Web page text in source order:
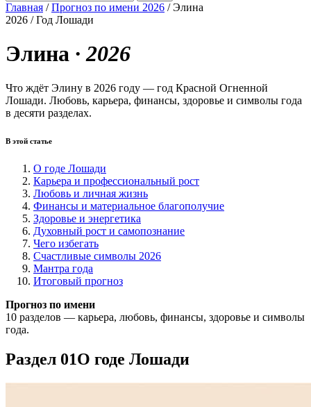
Главная / Прогноз по имени 2026 / Элина
2026 / Год Лошади
Элина · 2026
Что ждёт Элину в 2026 году — год Красной Огненной
Лошади. Любовь, карьера, финансы, здоровье и символы года
в десяти разделах.
В этой статье
О годе Лошади
Карьера и профессиональный рост
Любовь и личная жизнь
Финансы и материальное благополучие
Здоровье и энергетика
Духовный рост и самопознание
Чего избегать
Счастливые символы 2026
Мантра года
Итоговый прогноз
Прогноз по имени
10 разделов — карьера, любовь, финансы, здоровье и символы
года.
Раздел 01О годе Лошади